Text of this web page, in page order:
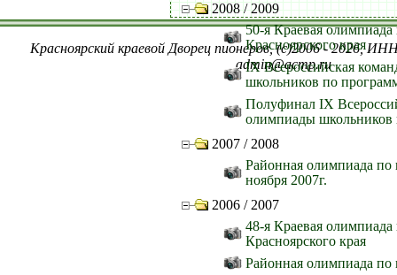
2008 / 2009
50-я Краевая
Красноярского края
IX Всероссийская
школьников по
Полуфинал IX
олимпиады
2007 / 2008
Районная олимпиада
ноября 2007г.
2006 / 2007
48-я Краевая
Красноярского края
Районная олимпиада
Красноярский краевой Дворец пионеров, (c)2006 - 2026,
admin@acmp.ru